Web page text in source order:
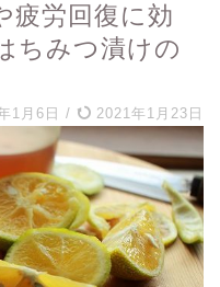
疲労回復に効
ちみつ漬けの
1月6日 / 2021年1月23日